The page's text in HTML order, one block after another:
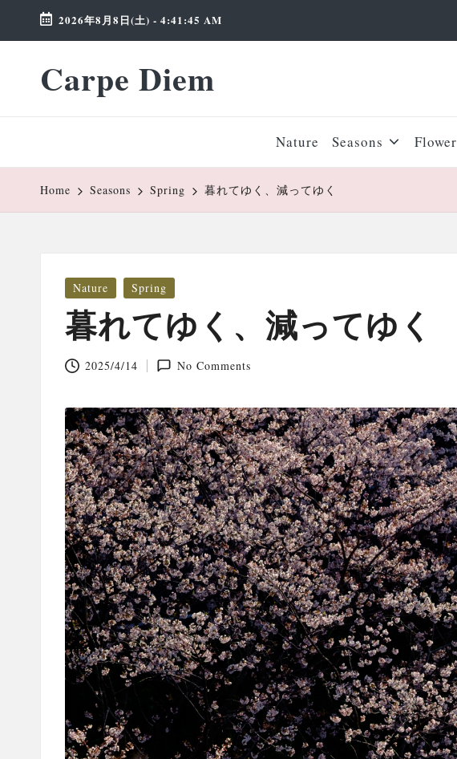
Skip
content
2026年8月8日(土) - 4:41:46 AM
Carpe Diem
Weekend
Wonderland
Nature Seasons Flower
Home Seasons Spring 暮れてゆく、減ってゆく
Posted
in
Nature Spring
暮れてゆく、減ってゆく
2025/4/14 No Comments